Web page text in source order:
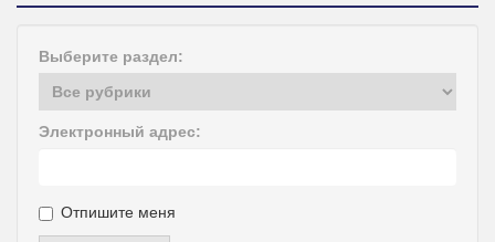
Выберите раздел:
Электронный адрес:
Отпишите меня